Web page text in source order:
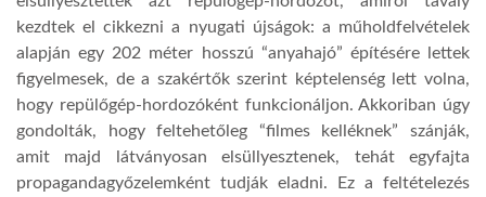
kezdtek el cikkezni a nyugati újságok: a műholdfelvételek
alapján egy 202 méter hosszú “anyahajó” építésére lettek
figyelmesek, de a szakértők szerint képtelenség lett volna,
hogy repülőgép-hordozóként funkcionáljon. Akkoriban úgy
gondolták, hogy feltehetőleg “filmes kelléknek” szánják,
amit majd látványosan elsüllyesztenek, tehát egyfajta
propagandagyőzelemként tudják eladni. Ez a feltételezés